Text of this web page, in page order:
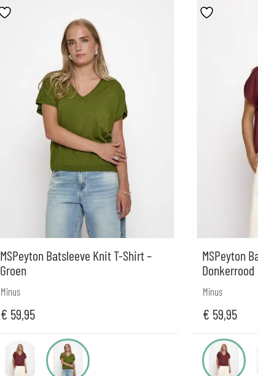
MSPeyton Batsleeve Knit T-Shirt –
Groen
Minus
€ 59,95
MSPeyton
Donkerrood
Minus
€ 59,95